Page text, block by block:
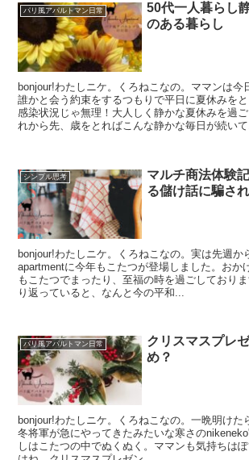
パリ風アパルトマン日常
50代一人暮らし
のある暮らし
bonjour!わたしニケ。くろねこなの。ママンは今
誰かと会う約束をするつもりで平日に夏休みを
感染状況じゃ無理！大人しく静かな夏休みを過
れから先、歳をとればこんな静かな毎日が続い
シンプル思考
マルチ商法体験
る儲け話に騙さ
bonjour!わたしニケ。くろねこなの。実は先週か
apartmentに今年もこたつが登場しました。おか
もこたつでまったり、至福の時を過ごしており
り返っていると、なんと今の平和...
パリ風アパルトマン日常
クリスマスプレ
め？
bonjour!わたしニケ。くろねこなの。一晩明けた
冬将軍が急にやってきたみたいな寒さの
しはこたつの中でぬくぬく。ママンも気持ちは